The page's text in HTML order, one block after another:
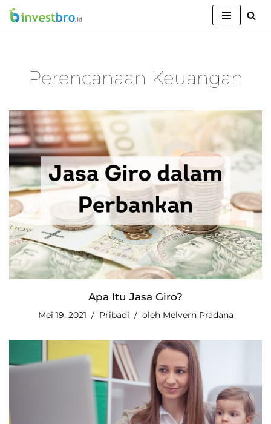
Perencanaan Keuangan
Apa Itu Jasa Giro?
Mei 19, 2021 Pribadi oleh Melvern Pradana